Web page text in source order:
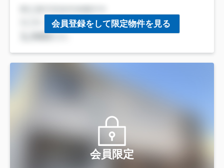
会員登録をして限定物件を見る
会員限定